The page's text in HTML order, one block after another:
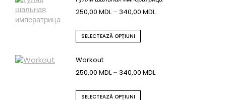
250,00 MDL – 340,00 MDL
SELECTEAZĂ OPȚIUNI
Workout
250,00 MDL – 340,00 MDL
SELECTEAZĂ OPȚIUNI